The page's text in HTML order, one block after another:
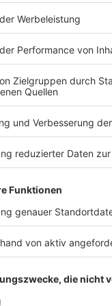
weniger ein
nicht
einschätzen
und
ist Kontinuität:
liefern selten